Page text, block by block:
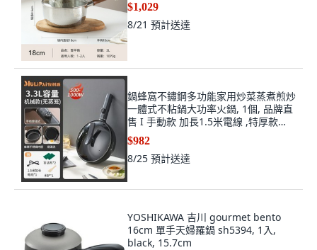
$1,029
8/21 預計送達
鍋蜂窩不鏽鋼多功能家用炒菜蒸煮煎炒
一體式不粘鍋大功率火鍋, 1個, 品牌直
售 I 手動款 加長1.5米電線 ,特厚款
3.3L 蜂窩不鏽鋼 1-3人用
$982
8/25 預計送達
YOSHIKAWA 吉川 gourmet bento
16cm 單手天婦羅鍋 sh5394, 1入,
black, 15.7cm